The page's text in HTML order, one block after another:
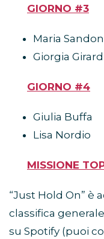
GIORNO #3
Maria
Giorgia
GIORNO #4
Giulia Buffa
Lisa Nordio
MISSIONE
“Just Hold On” è
classifica
su Spotify (puoi